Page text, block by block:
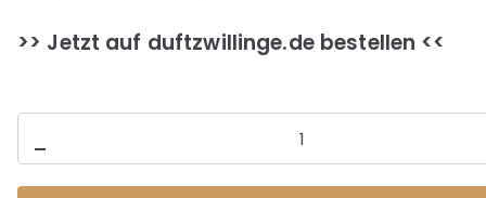
>> Jetzt auf duftzwillinge.de bestellen <<
-
VIENNE
–